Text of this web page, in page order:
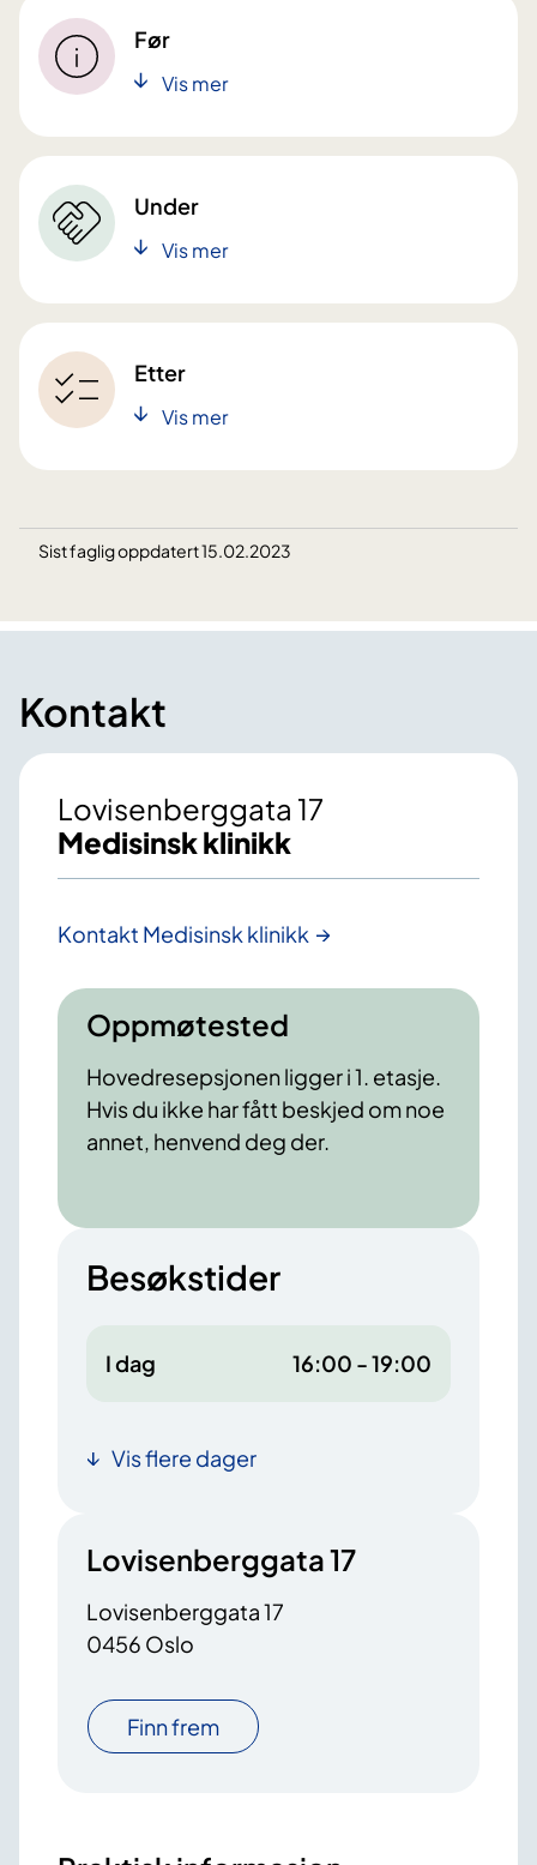
Før
Vis mer
Under
Vis mer
Etter
Vis mer
Sist faglig oppdatert 15.02.2023
Kontakt
Lovisenberggata 17
Medisinsk klinikk
Kontakt Medisinsk klinikk
Oppmøtested
Hovedresepsjonen ligger i 1. etasje.
Hvis du ikke har fått beskjed om noe
annet, henvend deg der.
Besøkstider
I dag 16:00 - 19:00
Vis flere dager
Lovisenberggata 17
Lovisenberggata 17
0456 Oslo
Finn frem